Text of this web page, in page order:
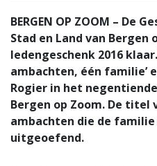
BERGEN OP ZOOM – De
Stad en Land van Bergen
ledengeschenk 2016
ambachten, één familie’
Rogier in het
Bergen op Zoom. De
ambachten die de
uitgeoefend.